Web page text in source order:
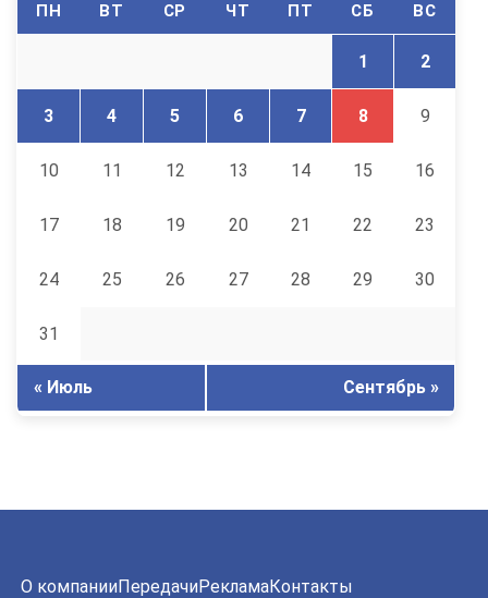
ПН ВТ СР ЧТ ПТ СБ ВС
1 2
3 4 5 6 7 8 9
10 11 12 13 14 15 16
17 18 19 20 21 22 23
24 25 26 27 28 29 30
31
« Июль Сентябрь »
О компанииПередачиРекламаКонтакты